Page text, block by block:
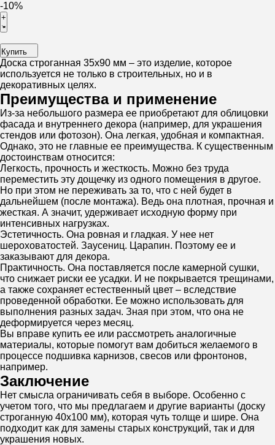
-10%
+
Купить
Доска строганная 35х90 мм – это изделие, которое
используется не только в строительных, но и в
декоративных целях.
Преимущества и применение
Из-за небольшого размера ее приобретают для облицовки
фасада и внутреннего декора (например, для украшения
стендов или фотозон). Она легкая, удобная и компактная.
Однако, это не главные ее преимущества. К существенным
достоинствам относится:
Легкость, прочность и жесткость. Можно без труда
переместить эту дощечку из одного помещения в другое.
Но при этом не переживать за то, что с ней будет в
дальнейшем (после монтажа). Ведь она плотная, прочная и
жесткая. А значит, удерживает исходную форму при
интенсивных нагрузках.
Эстетичность. Она ровная и гладкая. У нее нет
шероховатостей. Заусениц. Царапин. Поэтому ее и
заказывают для декора.
Практичность. Она поставляется после камерной сушки,
что снижает риски ее усадки. И не покрывается трещинами,
а также сохраняет естественный цвет – вследствие
проведенной обработки. Ее можно использовать для
выполнения разных задач. Зная при этом, что она не
деформируется через месяц.
Вы вправе купить ее или рассмотреть аналогичные
материалы, которые помогут вам добиться желаемого в
процессе подшивка карнизов, свесов или фронтонов,
например.
Заключение
Нет смысла ограничивать себя в выборе. Особенно с
учетом того, что мы предлагаем и другие варианты (доску
строганную 40х100 мм), которая чуть толще и шире. Она
подходит как для замены старых конструкций, так и для
украшения новых.